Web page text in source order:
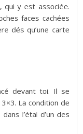
qui y est associée.
faces cachées
dés qu’une carte
devant toi. Il se
La condition de
l’étal d’un des